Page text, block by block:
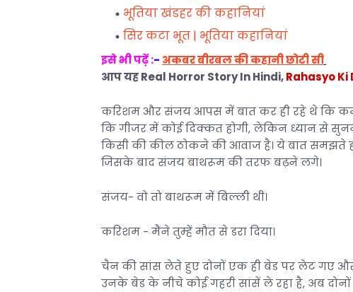
भूतिया खंडहर की कहानियां
सिर कटा भूत | भूतिया कहानियां
इसे भी पढ़ें :- अकबर बीरबल की कहानी छोटी सी
आप यह Real Horror Story In Hindi,Rahasyo Ki
करिशम और संजय आपस में बात कर ही रहे थे कि
कि गीजर में कोई दिक्कत होगी, लेकिन ध्यान से
किसी की कील ठोकने की आवाज है। ये बात समझते
जिसके बाद संजय बाथरूम की तरफ बढ़ने लगे।
संजय- वो तो बाथरूम में बिल्ली थी।
करिशम - मैंने तुम्हें मौत से डरा दिया।
चैन की सांस लेते हुए दोनों एक ही बेड पर लेट गए
उनके बेड के नीचे कोई गहरी सांसें ले रहा है, अब